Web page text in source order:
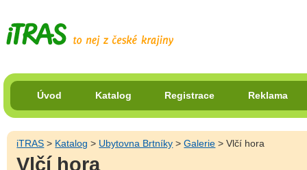
Úvod Katalog Registrace Reklama
iTRAS > Katalog > Ubytovna Brtníky >Galerie > Vlčí hora
Vlčí hora